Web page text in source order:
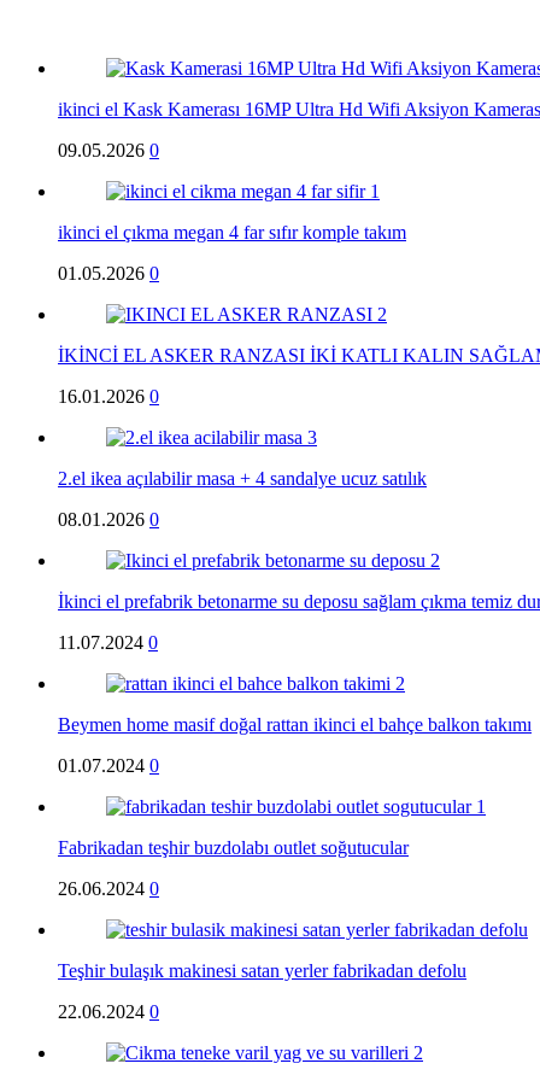
ikinci el Kask Kamerası 16MP Ultra Hd Wifi Aksiyon
09.05.2026 0
ikinci el çıkma megan 4 far sıfır komple takım
01.05.2026 0
İKİNCİ EL ASKER RANZASI İKİ KATLI KALIN
16.01.2026 0
2.el ikea açılabilir masa + 4 sandalye ucuz satılık
08.01.2026 0
İkinci el prefabrik betonarme su deposu sağlam çıkma temiz
11.07.2024 0
Beymen home masif doğal rattan ikinci el bahçe balkon takımı
01.07.2024 0
Fabrikadan teşhir buzdolabı outlet soğutucular
26.06.2024 0
Teşhir bulaşık makinesi satan yerler fabrikadan defolu
22.06.2024 0